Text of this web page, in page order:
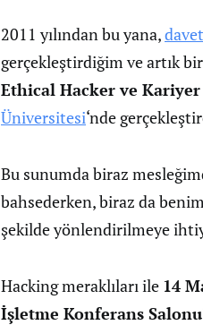
2011 yılından bu yana,
gerçekleştirdiğim ve artık
Ethical Hacker ve Kariyer
Üniversitesi‘nde
Bu sunumda biraz
bahsederken, biraz da
şekilde yönlendirilmeye
Hacking meraklıları ile 14
İşletme Konferans